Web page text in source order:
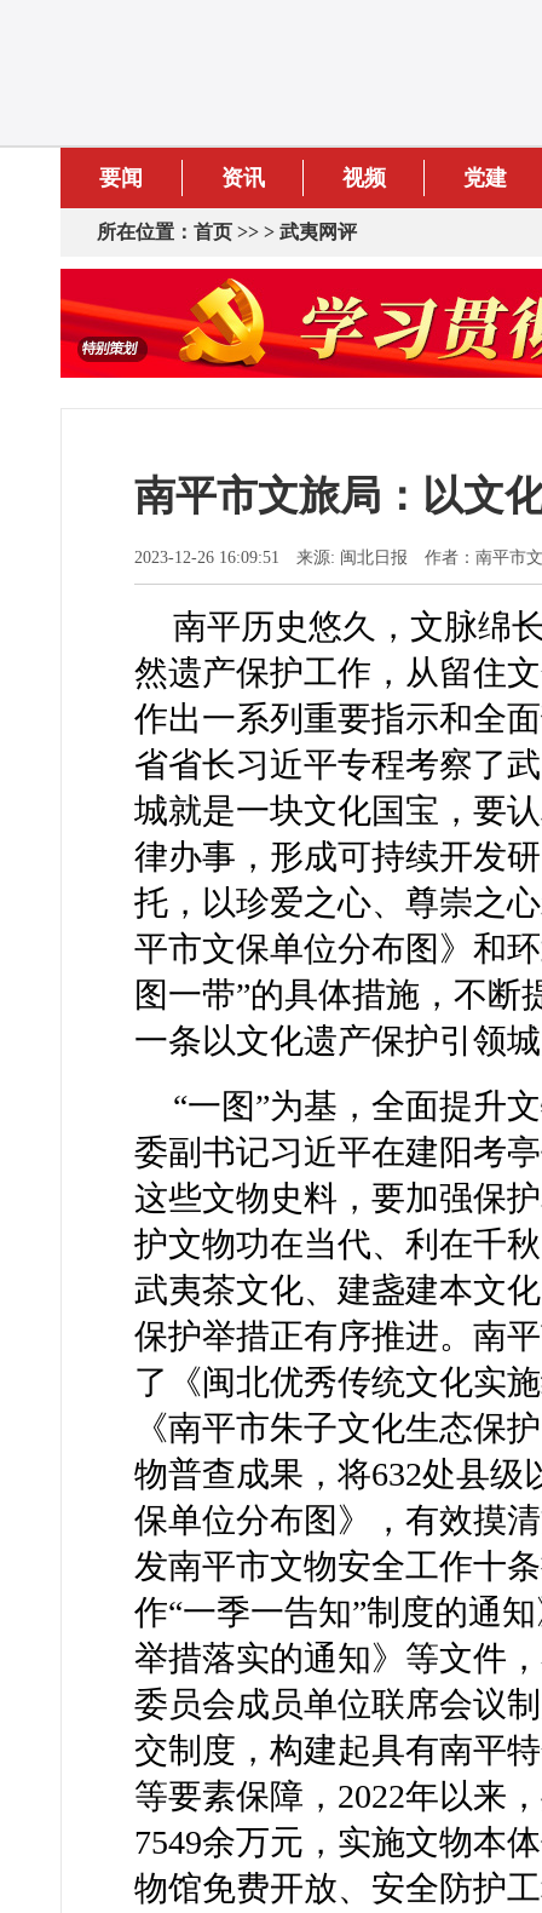
要闻 资讯 视频 党建
所在位置： 首页 >> > 武夷网评
南平市文旅局：以文
2023-12-26 16:09:51 来源: 闽北日报 作者：南平市
南平历史悠久，文脉绵
然遗产保护工作，从留住
作出一系列重要指示和全
省省长习近平专程考察了
城就是一块文化国宝，要
律办事，形成可持续开发
托，以珍爱之心、尊崇之
平市文保单位分布图》和
图一带”的具体措施，不
一条以文化遗产保护引领
“一图”为基，全面提升
委副书记习近平在建阳考
这些文物史料，要加强保
护文物功在当代、利在千
武夷茶文化、建盏建本文
保护举措正有序推进。南
了《闽北优秀传统文化实
《南平市朱子文化生态保
物普查成果，将632处县
保单位分布图》，有效摸
发南平市文物安全工作十
作“一季一告知”制度的通
举措落实的通知》等文件
委员会成员单位联席会议
交制度，构建起具有南平
等要素保障，2022年以来
7549余万元，实施文物本
物馆免费开放、安全防护